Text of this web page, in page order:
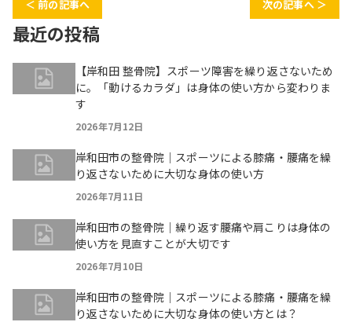
＜ 前の記事へ 次の記事へ ＞
最近の投稿
【岸和田 整骨院】スポーツ障害を繰り返さないため
に。「動けるカラダ」は身体の使い方から変わりま
す
2026年7月12日
岸和田市の整骨院｜スポーツによる膝痛・腰痛を繰
り返さないために大切な身体の使い方
2026年7月11日
岸和田市の整骨院｜繰り返す腰痛や肩こりは身体の
使い方を見直すことが大切です
2026年7月10日
岸和田市の整骨院｜スポーツによる膝痛・腰痛を繰
り返さないために大切な身体の使い方とは？